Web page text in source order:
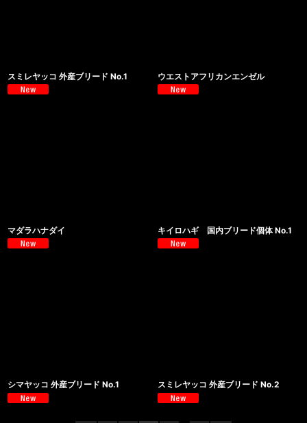
スミレヤッコ 外産ブリード No.1 ウエストアフリカンエンゼル
マダラハナダイ キイロハギ 国内ブリード個体 No.1
シマヤッコ 外産ブリード No.1 スミレヤッコ 外産ブリード No.2